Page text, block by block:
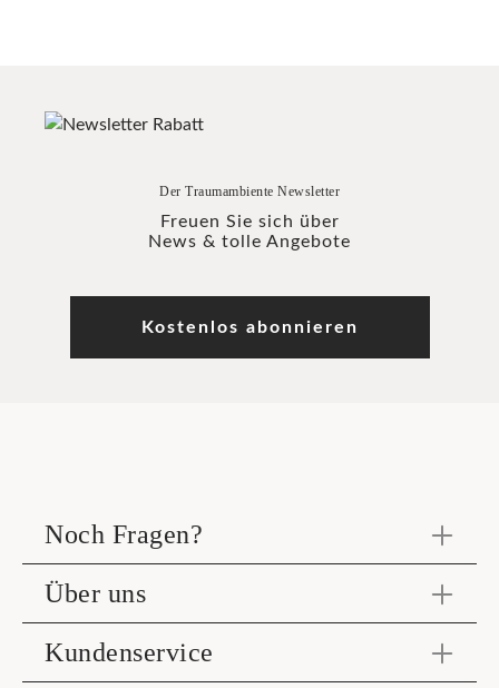
Der Traumambiente Newsletter
Freuen Sie sich über
News & tolle Angebote
Kostenlos abonnieren
Noch Fragen?
Über uns
Kundenservice